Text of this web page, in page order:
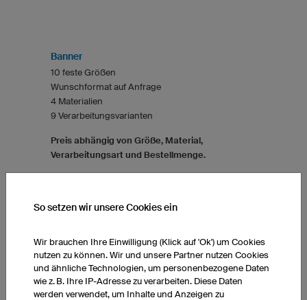
Banner
10 feste Größen
Wunschformat auf Anfrage
4 Materialien
9 Verarbeitungsvarianten
Preis abhängig von Größe, Material,
Verarbeitungsart und Bestellmenge.
WEITERE PRODUKTE AUS UNSEREM SORTIMENT
Motocross Trikots
So setzen wir unsere Cookies ein
Wir brauchen Ihre Einwilligung (Klick auf 'Ok') um Cookies
nutzen zu können. Wir und unsere Partner nutzen Cookies
und ähnliche Technologien, um personenbezogene Daten
wie z. B. Ihre IP-Adresse zu verarbeiten. Diese Daten
werden verwendet, um Inhalte und Anzeigen zu